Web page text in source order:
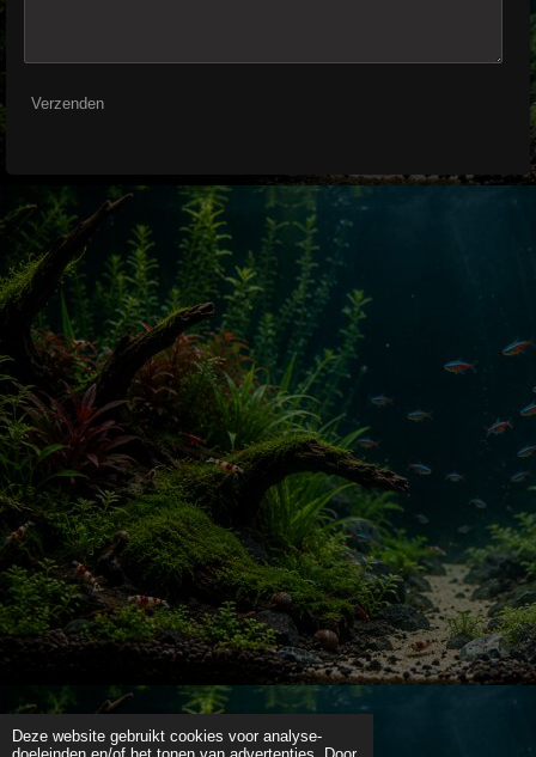
Deze website gebruikt cookies voor analyse-
Verzenden